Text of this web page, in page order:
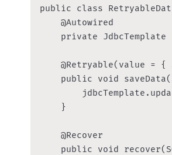
public class
    @Autowired
private JdbcTemplate
@Retryable(value = {
public void
    }
    @Recover
public void